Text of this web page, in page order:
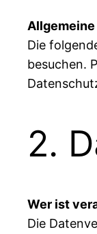
Die
besuchen.
2.
Wer ist
Die